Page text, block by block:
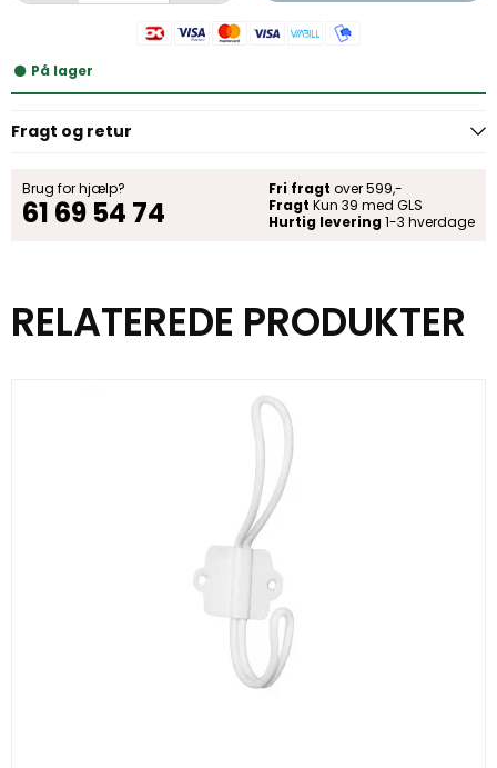
På lager
Fragt og retur
Brug for hjælp?
61 69 54 74
Fri fragt over 599,-
Fragt Kun 39 med GLS
Hurtig levering 1-3 hverdage
RELATEREDE PRODUKTER